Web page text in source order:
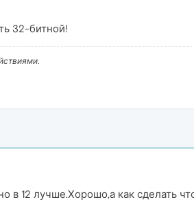
32-битной!
в 12 лучше.Хорошо,а как сделать